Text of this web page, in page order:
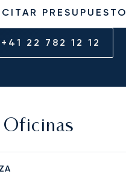
PRESUPUESTO
+41 22 782 12 12
Oficinas